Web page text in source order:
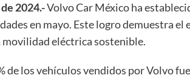
2024.-Volvo Car México ha
en mayo. Este logro demuestra
eléctrica sostenible.
de los vehículos vendidos por Volvo